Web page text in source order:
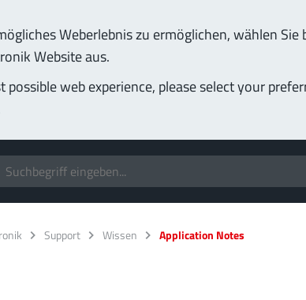
Weberlebnis zu ermöglichen, wählen
Website aus.
possible web experience, please select your
Support Wissen Application Notes